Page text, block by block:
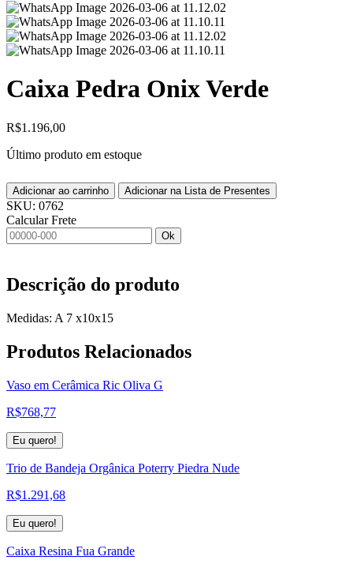
Caixa Pedra Onix Verde
R$1.196,00
Último produto em estoque
Adicionar ao carrinho Adicionar na Lista de Presentes
SKU: 0762
Calcular Frete
Ok
Descrição do produto
Medidas: A 7 x10x15
Produtos Relacionados
Vaso em Cerâmica Ric Oliva G
R$768,77
Eu quero!
Trio de Bandeja Orgânica Poterry Piedra Nude
R$1.291,68
Eu quero!
Caixa Resina Fua Grande